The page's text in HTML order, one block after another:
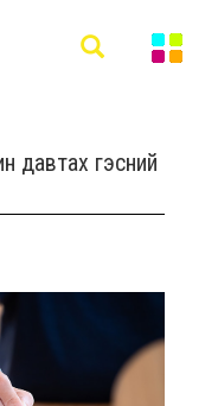
давтах гэсний